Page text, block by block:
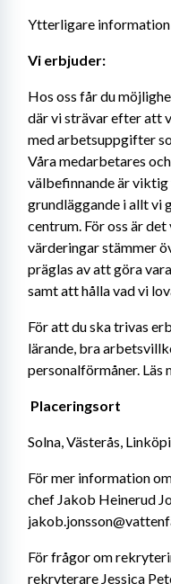
Ytterligare information
Vi erbjuder:
Hos oss får du
där vi strävar efter att
med arbetsuppgifter
Våra medarbetares
välbefinnande är
grundläggande i allt vi
centrum. För oss är
värderingar stämmer
präglas av att göra
samt att hålla vad vi
För att du ska trivas
lärande, bra
personalförmåner. Läs
Placeringsort
Solna, Västerås,
För mer information
chef Jakob Heinerud
För frågor om
rekryterare Jessica